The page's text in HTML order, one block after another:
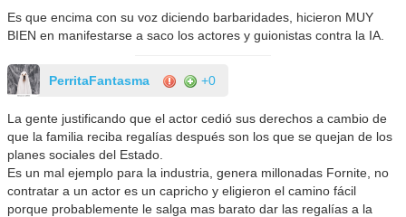
Es que encima con su voz diciendo barbaridades, hicieron MUY
BIEN en manifestarse a saco los actores y guionistas contra la IA.
PerritaFantasma +0
La gente justificando que el actor cedió sus derechos a cambio de
que la familia reciba regalías después son los que se quejan de los
planes sociales del Estado.
Es un mal ejemplo para la industria, genera millonadas Fornite, no
contratar a un actor es un capricho y eligieron el camino fácil
porque probablemente le salga mas barato dar las regalías a la